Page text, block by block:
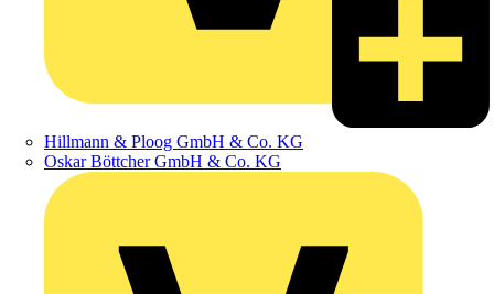
Hillmann & Ploog GmbH & Co. KG
Oskar Böttcher GmbH & Co. KG